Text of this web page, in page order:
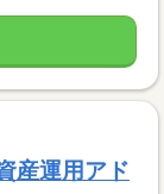
産運用アド